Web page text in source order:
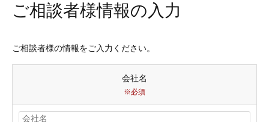
ご相談者様情報の入力
ご相談者様の情報をご入力ください。
会社名
※必須